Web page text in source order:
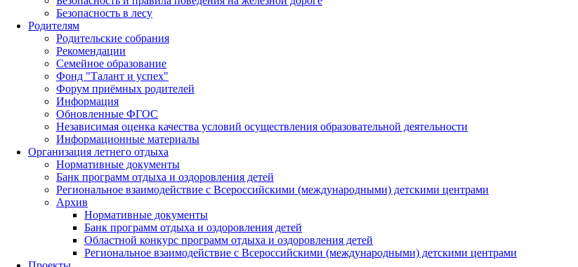
Безопасность в лесу
Родителям
Родительские собрания
Рекомендации
Семейное образование
Фонд "Талант и успех"
Форум приёмных родителей
Информация
Обновленные ФГОС
Независимая оценка качества условий осуществления образовательной деятельности
Информационные материалы
Организация летнего отдыха
Нормативные документы
Банк программ отдыха и оздоровления детей
Региональное взаимодействие с Всероссийскими (международными) детскими центрами
Архив
Нормативные документы
Банк программ отдыха и оздоровления детей
Областной конкурс программ отдыха и оздоровления детей
Региональное взаимодействие с Всероссийскими (международными) детскими центрами